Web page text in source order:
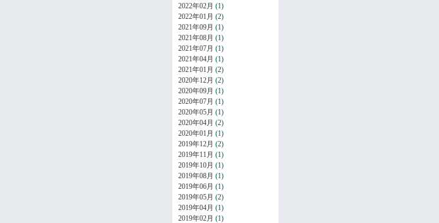
2022年02月 (1)
2022年01月 (2)
2021年09月 (1)
2021年08月 (1)
2021年07月 (1)
2021年04月 (1)
2021年01月 (2)
2020年12月 (2)
2020年09月 (1)
2020年07月 (1)
2020年05月 (1)
2020年04月 (2)
2020年01月 (1)
2019年12月 (2)
2019年11月 (1)
2019年10月 (1)
2019年08月 (1)
2019年06月 (1)
2019年05月 (2)
2019年04月 (1)
2019年02月 (1)